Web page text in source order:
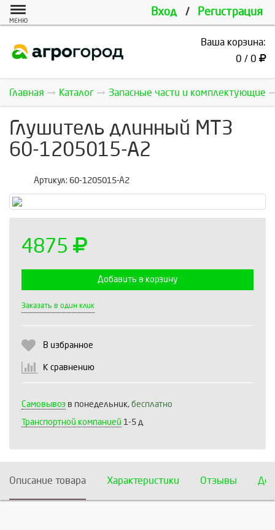
Вход / Регистрация
МЕНЮ
Ваша корзина:
0 / 0
Главная Каталог Запасные части и комплектующие
Глушитель длинный МТЗ
60-1205015-А2
Артикул: 60-1205015-А2
4875
Добавить в корзину
Заказать в один клик
В избранное
К сравнению
Самовывоз в понедельник, бесплатно
Транспортной компанией 1-5 д
Описание товара Характеристики Отзывы